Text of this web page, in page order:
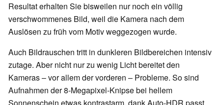
Resultat erhalten Sie bisweilen nur noch ein völlig
verschwommenes Bild, weil die Kamera nach dem
Auslösen zu früh vom Motiv weggezogen wurde.
Auch Bildrauschen tritt in dunkleren Bildbereichen intensiv
zutage. Aber nicht nur zu wenig Licht bereitet den
Kameras – vor allem der vorderen – Probleme. So sind
Aufnahmen der 8-Megapixel-Knipse bei hellem